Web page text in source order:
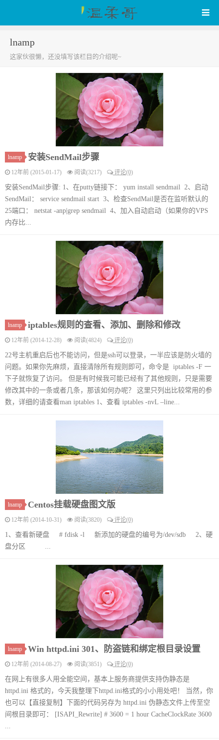
WenRou's Blog
lnamp
这家伙很懒，还没填写该栏目的介绍呢~
lnamp 安装SendMail步骤
12年前 (2015-01-17) 阅读(3217) 评论(0)
安装SendMail步骤: 1、在putty链接下： yum install sendmail 2、启动
SendMail： service sendmail start 3、检查SendMail是否在监听默认的
25端口： netstat -anp|grep sendmail 4、加入自动启动（如果你的VPS
内存比...
lnamp iptables规则的查看、添加、删除和修改
12年前 (2014-12-28) 阅读(4824) 评论(0)
22号主机重启后也不能访问，但是ssh可以登录，一半应该是防火墙的
问题。如果你先麻烦，直接清除所有规则即可，命令是 iptables -F 一
下子就恢复了访问。 但是有时候我可能已经有了其他规则，只是需要
修改其中的一条或者几条，那该如何办呢？ 这里只列出比较常用的参
数，详细的请查看man iptables 1、查看 iptables -nvL –line...
lnamp Centos挂载硬盘图文版
12年前 (2014-10-31) 阅读(3820) 评论(0)
1、查看新硬盘 # fdisk -l 新添加的硬盘的编号为/dev/sdb 2、硬
盘分区 ...
lnamp Win httpd.ini 301、防盗链和绑定根目录设置
12年前 (2014-08-27) 阅读(3851) 评论(0)
在网上有很多人用全能空间，基本上服务商提供支持伪静态是
httpd.ini 格式的，今天我整理下httpd.ini格式的小小用处吧！ 当然，你
也可以【直接复制】下面的代码另存为 httpd.ini 伪静态文件上传至空
间根目录即可： [ISAPI_Rewrite] # 3600 = 1 hour CacheClockRate 3600
...